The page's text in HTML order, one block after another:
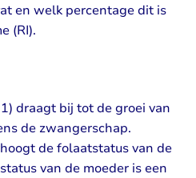
en welk percentage dit is
(RI).
draagt bij tot de groei van
de zwangerschap.
de folaatstatus van de
van de moeder is een